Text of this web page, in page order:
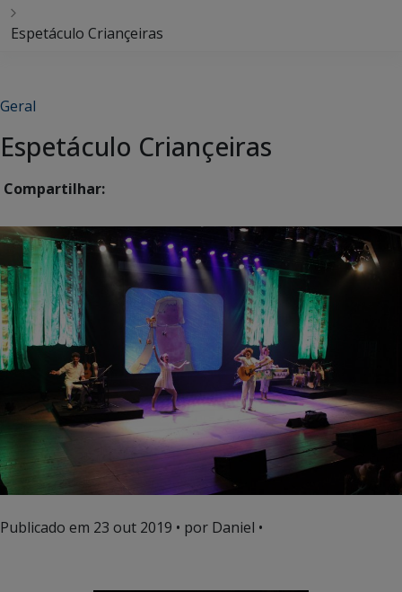
Espetáculo Criançeiras
Geral
Espetáculo Criançeiras
Compartilhar:
Publicado em 23 out 2019 • por Daniel •